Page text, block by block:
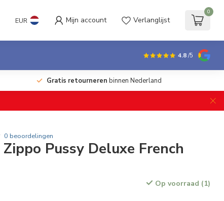
EUR Mijn account Verlanglijst
0
4.8/5
Gratis retourneren binnen Nederland
0 beoordelingen
Pussy Deluxe French
Op voorraad (1)